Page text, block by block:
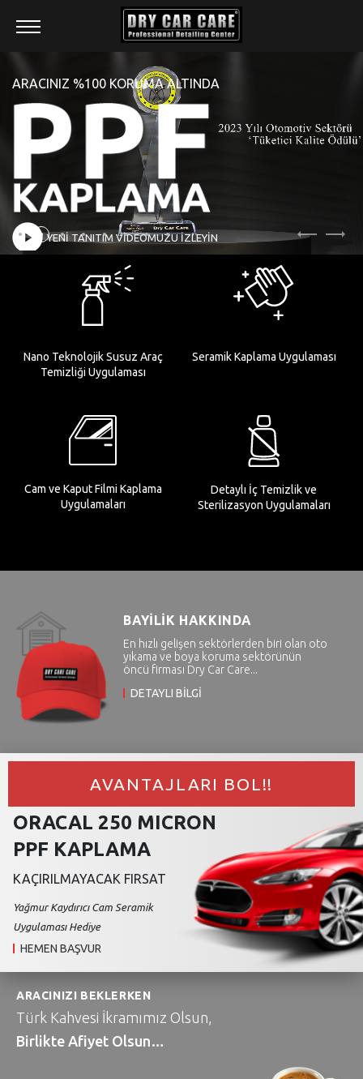
ÜRÜNLER
HİZMETLER
BAYİLİK
UYGULAMA MERKEZLERİ
BLOG
İLETİŞİM
ARACINIZ %100 KORUMA ALTINDA
YENİ TANITIM VİDEOMUZU İZLEYİN
Nano Teknolojik Susuz Araç
Temizliği Uygulaması
Seramik Kaplama Uygulaması
Cam ve Kaput Filmi Kaplama
Uygulamaları
Detaylı İç Temizlik ve
Sterilizasyon Uygulamaları
BAYİLİK HAKKINDA
En hızlı gelişen sektörlerden biri olan oto
yıkama ve boya koruma sektörünün
öncü firması Dry Car Care...
DETAYLI BİLGİ
AVANTAJLARI BOL!!
ORACAL 250 MICRON
PPF KAPLAMA
KAÇIRILMAYACAK FIRSAT
Yağmur Kaydırıcı Cam Seramik
Uygulaması Hediye
HEMEN BAŞVUR
ARACINIZI BEKLERKEN
Türk Kahvesi İkramımız Olsun,
Birlikte Afiyet Olsun…